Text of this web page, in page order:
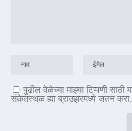
पुढील वेळेच्या माझ्या टिप्पणी
संकेतस्थळ ह्या ब्राउझरमध्ये जतन करा.